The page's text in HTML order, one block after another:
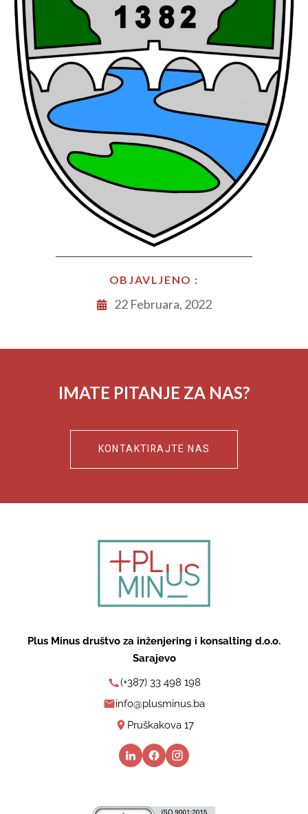
OBJAVLJENO :
22 Februara, 2022
IMATE PITANJE ZA NAS?
KONTAKTIRAJTE NAS
Plus Minus društvo za inženjering i konsalting d.o.o.
Sarajevo
(+387) 33 498 198
info@plusminus.ba
Pruškakova 17